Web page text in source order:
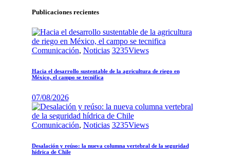
Publicaciones recientes
Comunicación, Noticias 3235Views
Hacia el desarrollo sustentable de la agricultura de riego en
México, el campo se tecnifica
07/08/2026
Comunicación, Noticias 3235Views
Desalación y reúso: la nueva columna vertebral de la seguridad
hídrica de Chile